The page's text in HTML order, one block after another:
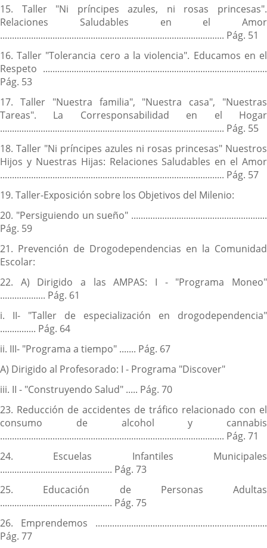
15. Taller "Ni príncipes azules, ni rosas princesas".
Relaciones Saludables en el Amor
.............................................................................................. Pág. 51
16. Taller "Tolerancia cero a la violencia". Educamos en el
Respeto ..............................................................................................
Pág. 53
17. Taller "Nuestra familia", "Nuestra casa", "Nuestras
Tareas". La Corresponsabilidad en el Hogar
.............................................................................................. Pág. 55
18. Taller "Ni príncipes azules ni rosas princesas" Nuestros
Hijos y Nuestras Hijas: Relaciones Saludables en el Amor
.............................................................................................. Pág. 57
19. Taller-Exposición sobre los Objetivos del Milenio:
20. "Persiguiendo un sueño" .........................................................
Pág. 59
21. Prevención de Drogodependencias en la Comunidad
Escolar:
22. A) Dirigido a las AMPAS: I - "Programa Moneo"
................... Pág. 61
i. II- "Taller de especialización en drogodependencia"
............... Pág. 64
ii. III- "Programa a tiempo" ....... Pág. 67
A) Dirigido al Profesorado: I - Programa "Discover"
iii. II - "Construyendo Salud" ..... Pág. 70
23. Reducción de accidentes de tráfico relacionado con el
consumo de alcohol y cannabis
.............................................................................................. Pág. 71
24. Escuelas Infantiles Municipales
............................................... Pág. 73
25. Educación de Personas Adultas
............................................... Pág. 75
26. Emprendemos ........................................................................
Pág. 77